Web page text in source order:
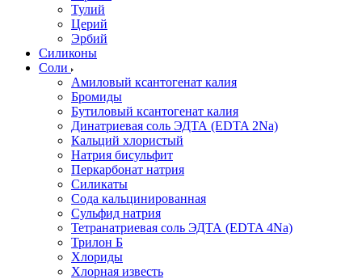
Тулий
Церий
Эрбий
Силиконы
Соли
Амиловый ксантогенат калия
Бромиды
Бутиловый ксантогенат калия
Динатриевая соль ЭДТА (EDTA 2Na)
Кальций хлористый
Натрия бисульфит
Перкарбонат натрия
Силикаты
Сода кальцинированная
Сульфид натрия
Тетранатриевая соль ЭДТА (EDTA 4Na)
Трилон Б
Хлориды
Хлорная известь